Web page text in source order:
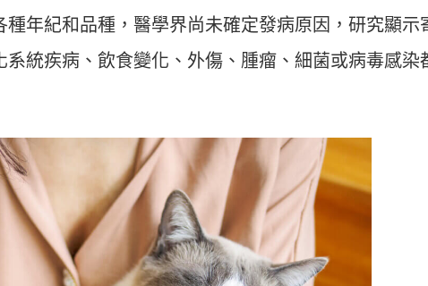
年紀和品種，醫學界尚未確定發病原因，研究顯示
統疾病、飲食變化、外傷、腫瘤、細菌或病毒感染